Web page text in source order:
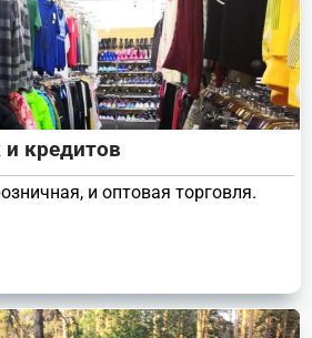
кредитов
и оптовая торговля.